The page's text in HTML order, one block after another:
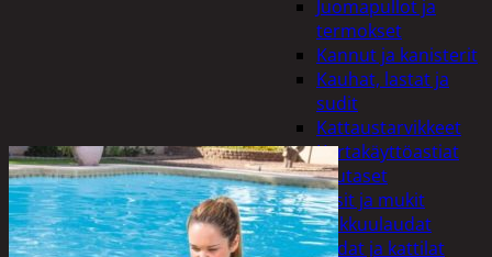
Juomapullot ja
termokset
Kannut ja kanisterit
Kauhat, lastat ja
sudit
Kattaustarvikkeet
Kertakäyttöastiat
Lautaset
Lasit ja mukit
Leikkuulaudat
Padat ja kattilat